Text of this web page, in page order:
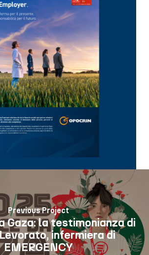
Previous Project
Gaza: la testimonianza di
infermiera di
EMERGENCY